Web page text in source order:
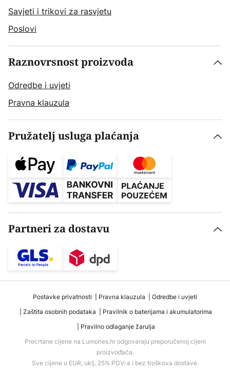
Savjeti i trikovi za rasvjetu
Poslovi
Raznovrsnost proizvoda
Odredbe i uvjeti
Pravna klauzula
Pružatelj usluga plaćanja
Partneri za dostavu
Postavke privatnosti Pravna klauzula
Odredbe i uvjeti
Zaštita osobnih podataka
Pravilnik o baterijama i akumulatorima
Pravilno odlaganje žarulja
Precrtane cijene na Lumories.hr odgovaraju preporučenoj cijeni
proizvođača.
Sve cijene u EUR, uklj. 25% PDV-a i bez troškova dostave.